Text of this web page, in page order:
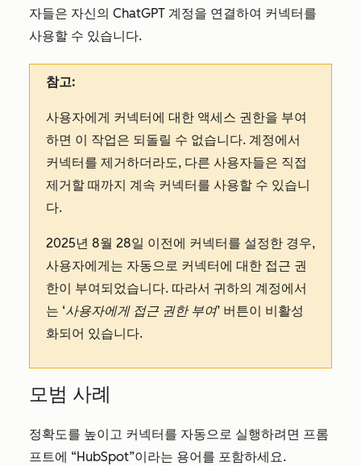
자들은 자신의 ChatGPT 계정을 연결하여 커넥터를
사용할 수 있습니다.
참고:
사용자에게 커넥터에 대한 액세스 권한을 부여
하면 이 작업은 되돌릴 수 없습니다. 계정에서
커넥터를 제거하더라도, 다른 사용자들은 직접
제거할 때까지 계속 커넥터를 사용할 수 있습니
다.
2025년 8월 28일 이전에 커넥터를 설정한 경우,
사용자에게는 자동으로 커넥터에 대한 접근 권
한이 부여되었습니다. 따라서 귀하의 계정에서
는 ‘사용자에게 접근 권한 부여’ 버튼이 비활성
화되어 있습니다.
모범 사례
정확도를 높이고 커넥터를 자동으로 실행하려면 프롬
프트에 “HubSpot”이라는 용어를 포함하세요.